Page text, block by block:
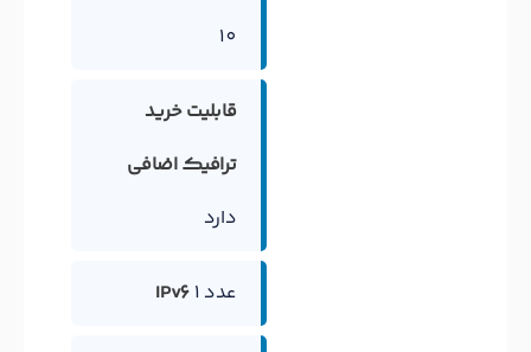
10
قابلیت خرید
ترافیک اضافی
دارد
IPv6 1 عدد